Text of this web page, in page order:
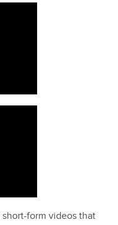
form videos that